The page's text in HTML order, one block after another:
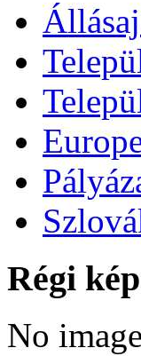
Régi
No